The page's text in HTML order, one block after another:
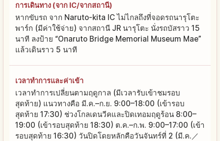
การเดินทาง (จาก IC/จากสถานี)
หากขับรถ จาก Naruto-kita IC ไม่ไกลถึงที่จอดรถนารุโตะ
พาร์ก (มีค่าใช้จ่าย) จากสถานี JR นารุโตะ นั่งรถบัสราว 15
นาที ลงป้าย “Onaruto Bridge Memorial Museum Mae”
แล้วเดินราว 5 นาที
เวลาทำการและค่าเข้า
เวลาทำการเปลี่ยนตามฤดูกาล (มีเวลารับเข้าชมรอบ
สุดท้าย) แนวทางคือ มี.ค.–ก.ย. 9:00–18:00 (เข้ารอบ
สุดท้าย 17:30) ช่วงโกลเดนวีคและปิดเทอมฤดูร้อน 8:00–
19:00 (เข้ารอบสุดท้าย 18:30) ต.ค.–ก.พ. 9:00–17:00 (เข้า
รอบสุดท้าย 16:30) วันปิดโดยหลักคือวันจันทร์ที่ 2 (มี.ค.／